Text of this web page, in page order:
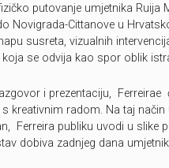
putovanje umjetnika Ruija
Novigrada-Cittanove u
susreta, vizualnih
se odvija kao spor oblik
i prezentaciju, Ferreirae
s kreativnim radom. Na taj
Ferreira publiku uvodi u slike
dobiva zadnjeg dana